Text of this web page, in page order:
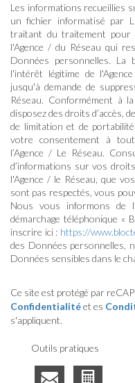
Les informations recueillies
un fichier informatisé par
traitant du traitement pour
l'Agence / du Réseau qui
Données personnelles. La
l'intérêt légitime de
jusqu'à demande de
Réseau. Conformément à
disposez des droits d’accès,
de limitation et de
votre consentement à
l’Agence / Le Réseau.
d’informations sur vos
l'Agence / le Réseau, que
sont pas respectés, vous
Nous vous informons de
démarchage téléphonique «
inscrire ici : https://
des Données personnelles,
Données sensibles dans le
Ce site est protégé par
Confidentialitéet es
s'appliquent.
Outils pratiques